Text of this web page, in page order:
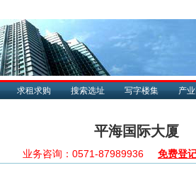
求租求购 搜索选址 写字楼集 产
平海国际大厦
业务咨询：0571-87989936 免费登